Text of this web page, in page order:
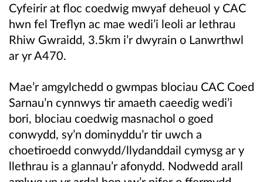
Cyfeirir at floc coedwig mwyaf deheuol y CAC
hwn fel Treflyn ac mae wedi’i leoli ar lethrau
Rhiw Gwraidd, 3.5km i’r dwyrain o Lanwrthwl
ar yr A470.
Mae’r amgylchedd o gwmpas blociau CAC Coed
Sarnau’n cynnwys tir amaeth caeedig wedi’i
bori, blociau coedwig masnachol o goed
conwydd, sy’n dominyddu’r tir uwch a
choetiroedd conwydd/llydanddail cymysg ar y
llethrau is a glannau’r afonydd. Nodwedd arall